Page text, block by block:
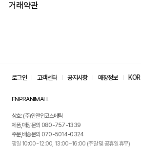
거래약관
로그인 고객센터 공지사항 매장정보 KOR
ENPRANIMALL
상호: (주)인앤인코스메틱
제품,매장문의 080-757-1339
주문,배송문의 070-5014-0324
평일 10:00~12:00, 13:00~16:00 (주말 및 공휴일 휴무)